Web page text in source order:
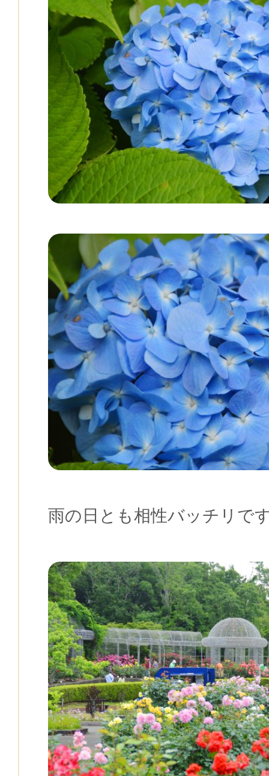
雨の日とも相性バッチリで